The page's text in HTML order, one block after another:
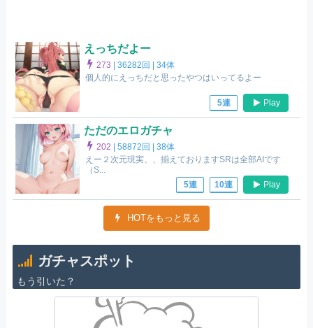
えっちだよー
273 |36282回 |34体
個人的にえっちだと思ったやつはいってるよー
5連 Play
ただのエロガチャ
202 |58872回 |38体
えー２次元現実、、揃えておりますSRは全部AIです
（S...
5連
10連 Play
HOTをもっと見る
ガチャスポット
もう引いた？